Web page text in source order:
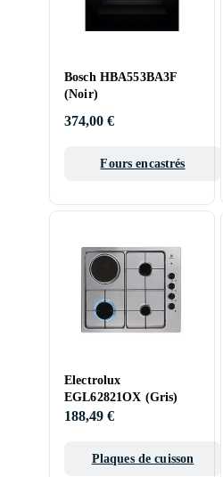
Bosch HBA553BA3F
(Noir)
374,00 €
Fours encastrés
Electrolux
EGL62821OX (Gris)
188,49 €
Plaques de cuisson